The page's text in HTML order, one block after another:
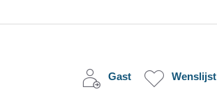
Gast Wenslijst